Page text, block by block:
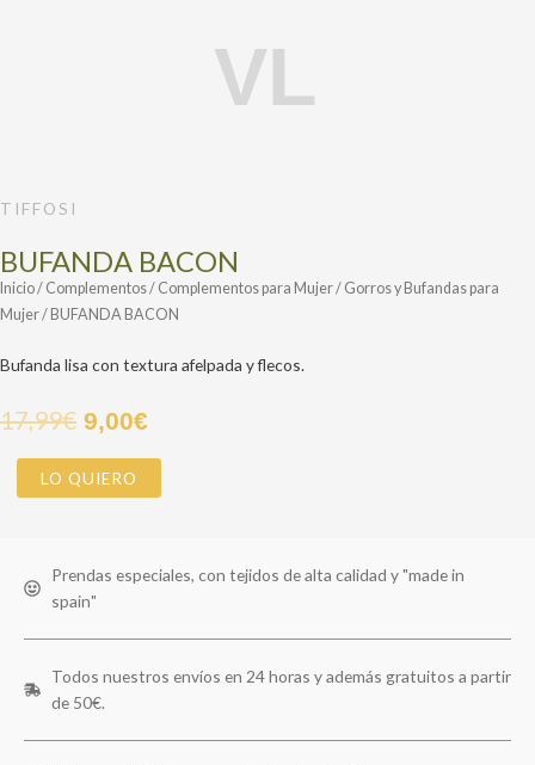
TIFFOSI
BUFANDA BACON
Inicio/ Complementos/ Complementos para Mujer/ Gorros y Bufandas para
Mujer/ BUFANDA BACON
Bufanda lisa con textura afelpada y flecos.
17,99€ 9,00€
LO QUIERO
Prendas especiales, con tejidos de alta calidad y "made in
spain"
Todos nuestros envíos en 24 horas y además gratuitos a partir
de 50€.